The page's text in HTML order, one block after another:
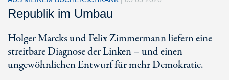
Republik im Umbau
Holger Marcks und Felix Zimmermann liefern eine
streitbare Diagnose der Linken – und einen
ungewöhnlichen Entwurf für mehr Demokratie.